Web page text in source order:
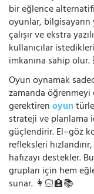
bir eğlence
oyunlar, bilgisayarın
çalışır ve ekstra
kullanıcılar
imkanına sahip olur.
Oyun oynamak
zamanda
gerektirenoyun
strateji ve planlama
güçlendirir. El–göz
refleksleri
hafızayı destekler.
grupları için hem
sunar. 👩🏻‍🏫📚